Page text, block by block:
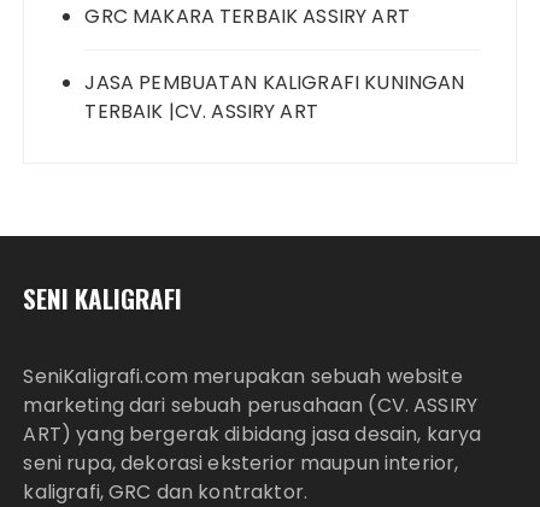
GRC MAKARA TERBAIK ASSIRY ART
JASA PEMBUATAN KALIGRAFI KUNINGAN
TERBAIK |CV. ASSIRY ART
SENI KALIGRAFI
SeniKaligrafi.com merupakan sebuah website
marketing dari sebuah perusahaan (CV. ASSIRY
ART) yang bergerak dibidang jasa desain, karya
seni rupa, dekorasi eksterior maupun interior,
kaligrafi, GRC dan kontraktor.